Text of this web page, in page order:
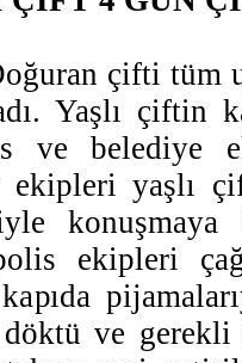
çifti tüm
Yaşlı çiftin
ve belediye
ekipleri yaşlı
konuşmaya
ekipleri
ve gerekli